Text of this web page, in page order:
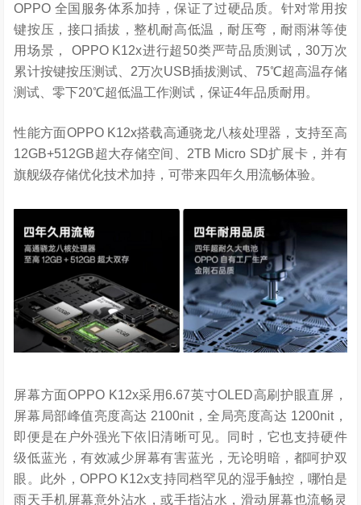
OPPO 全国服务体系加持，保证了过硬品质。针对常用按
键按压，接口插拔，整机耐高低温，耐压弯，耐雨淋等使
用场景， OPPO K12x进行超50类严苛品质测试，30万次
累计按键按压测试、2万次USB插拔测试、75℃超高温存储
测试、零下20℃超低温工作测试，保证4年品质耐用。
性能方面OPPO K12x搭载高通骁龙八核处理器，支持至高
12GB+512GB超大存储空间、2TB Micro SD扩展卡，并有
旗舰级存储优化技术加持，可带来四年久用流畅体验。
屏幕方面OPPO K12x采用6.67英寸OLED高刷护眼直屏，
屏幕局部峰值亮度高达 2100nit，全局亮度高达 1200nit，
即便是在户外强光下依旧清晰可见。同时，它也支持硬件
级低蓝光，有效减少屏幕有害蓝光，无论明暗，都呵护双
眼。此外，OPPO K12x支持同档罕见的湿手触控，哪怕是
雨天手机屏幕意外沾水，或手指沾水，滑动屏幕也流畅灵